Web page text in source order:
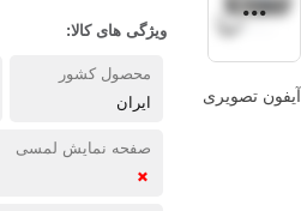
آیفون تصویری
ویژگی های کالا:
محصول کشور
ایران
صفحه نمایش لمسی